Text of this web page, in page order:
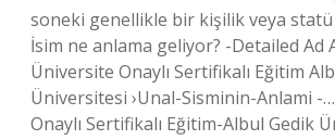
soneki genellikle bir kişilik veya
İsim ne anlama geliyor? -Detailed Ad
Üniversite Onaylı Sertifikalı Eğitim
Üniversitesi ›Unal-Sisminin-Anlami -
Onaylı Sertifikalı Eğitim-Albul Gedik